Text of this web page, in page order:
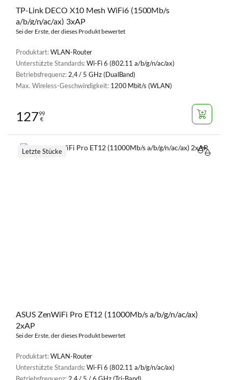
TP-Link DECO X10 Mesh WiFi6 (1500Mb/s
a/b/g/n/ac/ax) 3xAP
Sei der Erste, der dieses Produkt bewertet
Produktart:WLAN-Router
Unterstützte Standards:Wi-Fi 6 (802.11 a/b/g/n/ac/ax)
Betriebsfrequenz: 2,4 / 5 GHz (DualBand)
Max. Wireless-Geschwindigkeit: 1200 Mbit/s (WLAN)
12799
€
ASUS ZenWiFi Pro ET12 (11000Mb/s a/b/g/n/ac/ax)
2xAP
Sei der Erste, der dieses Produkt bewertet
Produktart:WLAN-Router
Unterstützte Standards:Wi-Fi 6 (802.11 a/b/g/n/ac/ax)
Betriebsfrequenz: 2,4 / 5 / 6 GHz (Tri-Band)
Letzte Stücke